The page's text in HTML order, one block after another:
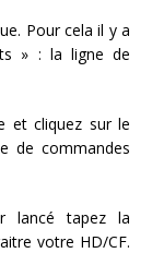
Pour cela il y a
» : la ligne de
et cliquez sur le
de commandes
lancé tapez la
votre HD/CF.